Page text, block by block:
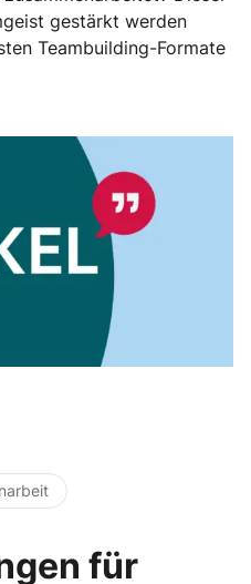
gestärkt werden
Teambuilding-Formate
für